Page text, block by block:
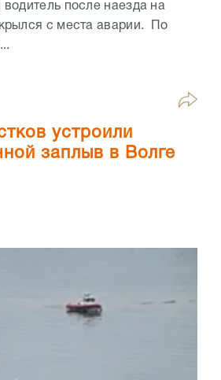
водитель после наезда на
с места аварии. По
устроили
заплыв в Волге